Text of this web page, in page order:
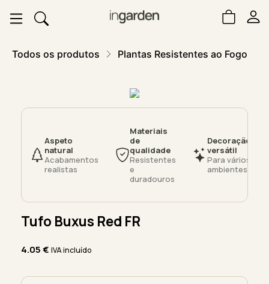
Todos os produtos Plantas Resistentes ao Fogo
Aspeto
natural
Acabamentos
realistas
Materiais
de
qualidade
Resistentes
e
duradouros
Decoração
versátil
Para vários
ambientes
Tufo Buxus Red FR
4.05€ IVA incluído